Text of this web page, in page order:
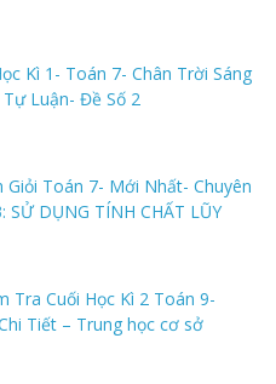
Kì 1- Toán 7- Chân Trời Sáng
Luận- Đề Số 2
Giỏi Toán 7- Mới Nhất- Chuyên
SỬ DỤNG TÍNH CHẤT LŨY
Tra Cuối Học Kì 2 Toán 9-
Tiết – Trung học cơ sở